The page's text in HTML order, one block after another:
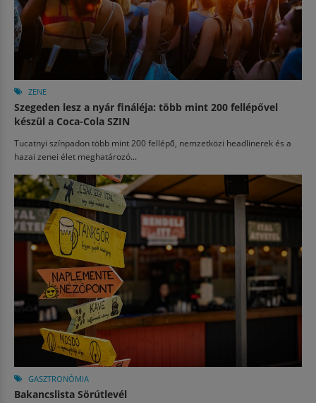
ZENE
Szegeden lesz a nyár fináléja: több mint 200 fellépővel
készül a Coca-Cola SZIN
Tucatnyi színpadon több mint 200 fellépő, nemzetközi headlinerek és a
hazai zenei élet meghatározó...
GASZTRONÓMIA
Bakancslista Sörútlevél